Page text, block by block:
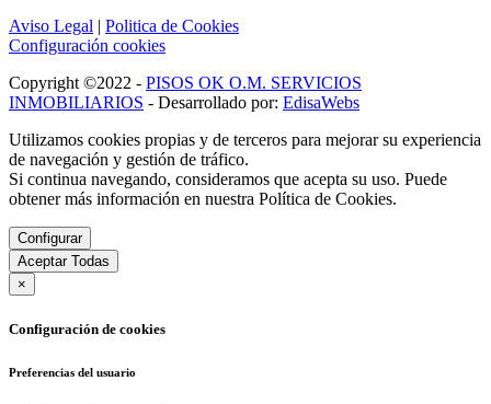
Aviso Legal
Politica de Cookies
Configuración cookies
Copyright ©2022 - PISOS OK O.M. SERVICIOS
INMOBILIARIOS - Desarrollado por: EdisaWebs
Utilizamos cookies propias y de terceros para mejorar su experiencia
de navegación y gestión de tráfico.
Si continua navegando, consideramos que acepta su uso. Puede
obtener más información en nuestra Política de Cookies.
Configurar
Aceptar Todas
×
Configuración de cookies
Preferencias del usuario